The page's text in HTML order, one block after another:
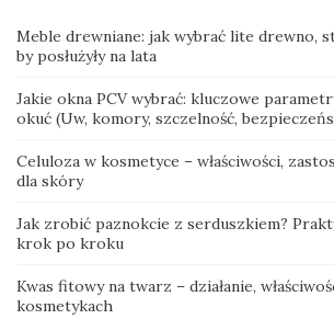
Meble drewniane: jak wybrać lite drewno,
by posłużyły na lata
Jakie okna PCV wybrać: kluczowe
okuć (Uw, komory, szczelność,
Celuloza w kosmetyce – właściwości,
dla skóry
Jak zrobić paznokcie z serduszkiem?
krok po kroku
Kwas fitowy na twarz – działanie,
kosmetykach